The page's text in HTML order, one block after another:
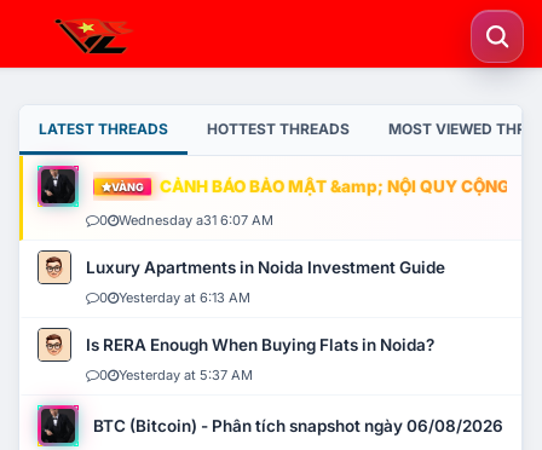
LATEST THREADS HOTTEST THREADS MOST VIEWED
VÀNG CẢNH BÁO BẢO MẬT &amp; NỘI QUY CỘNG
0 Wednesday a31 6:07 AM
Luxury Apartments in Noida Investment Guide
0 Yesterday at 6:13 AM
Is RERA Enough When Buying Flats in Noida?
0 Yesterday at 5:37 AM
BTC (Bitcoin) - Phân tích snapshot ngày 06/08/2026